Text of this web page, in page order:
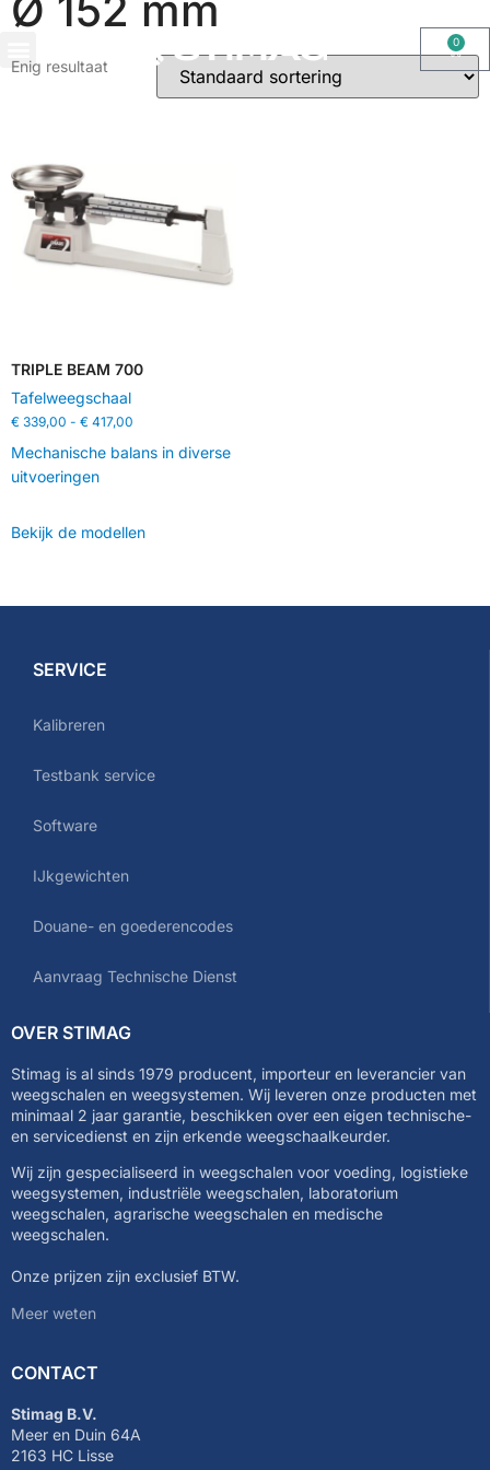
0
Enig resultaat
TRIPLE BEAM 700
Tafelweegschaal
€ 339,00 - € 417,00
Mechanische balans in diverse
uitvoeringen
Bekijk de modellen
SERVICE
Kalibreren
Testbank service
Software
IJkgewichten
Douane- en goederencodes
Aanvraag Technische Dienst
OVER STIMAG
Stimag is al sinds 1979 producent, importeur en leverancier van
weegschalen en weegsystemen. Wij leveren onze producten met
minimaal 2 jaar garantie, beschikken over een eigen technische-
en servicedienst en zijn erkende weegschaalkeurder.
Wij zijn gespecialiseerd in weegschalen voor voeding, logistieke
weegsystemen, industriële weegschalen, laboratorium
weegschalen, agrarische weegschalen en medische
weegschalen.
Onze prijzen zijn exclusief BTW.
Meer weten
CONTACT
Stimag B.V.
Meer en Duin 64A
2163 HC Lisse